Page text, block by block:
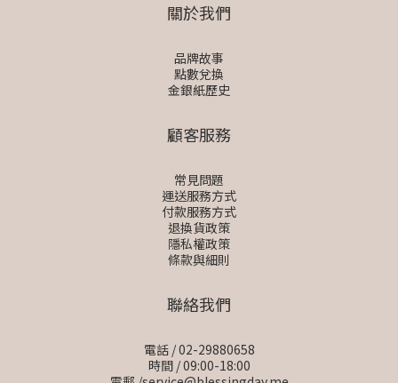
關於我們
品牌故事
點數兌換
金銀紙歷史
顧客服務
常見問題
運送服務方式
付款服務方式
退換貨政策
隱私權政策
條款與細則
聯絡我們
電話 / 02-29880658
時間 / 09:00-18:00